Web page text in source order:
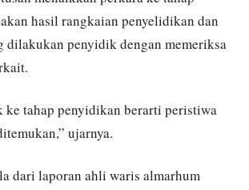
hasil rangkaian penyelidikan dan
dilakukan penyidik dengan memeriksa
ke tahap penyidikan berarti peristiwa
ujarnya.
dari laporan ahli waris almarhum